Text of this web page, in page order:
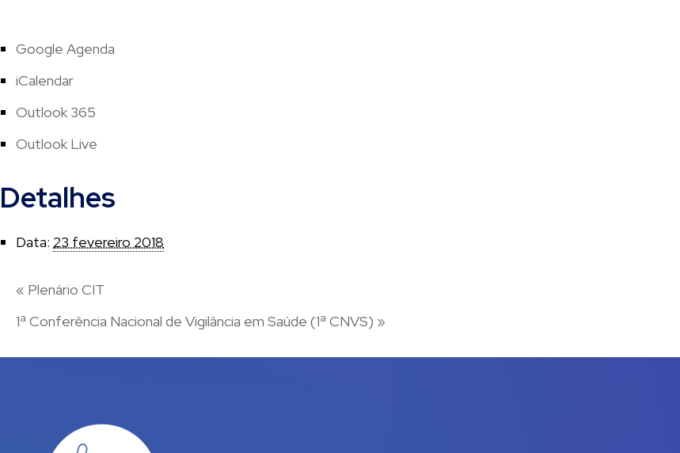
Google Agenda
iCalendar
Outlook 365
Outlook Live
Detalhes
Data: 23 fevereiro 2018
« Plenário CIT
1ª Conferência Nacional de Vigilância em Saúde (1ª CNVS) »